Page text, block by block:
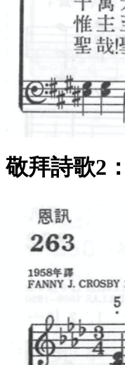
敬拜詩歌2：